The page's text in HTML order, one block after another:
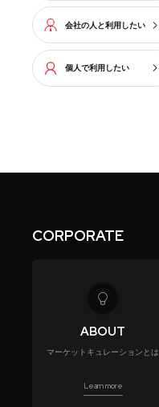
会社の人と利用したい
個人で利用したい
CORPORATE
ABOUT
マーケットキュレーションとは
Learn more